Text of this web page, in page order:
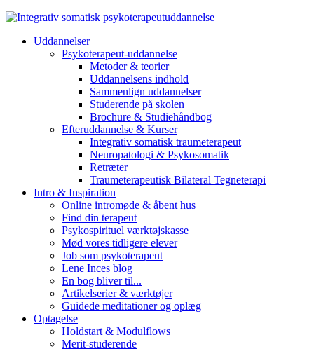
Uddannelser
Psykoterapeut-uddannelse
Metoder & teorier
Uddannelsens indhold
Sammenlign uddannelser
Studerende på skolen
Brochure & Studiehåndbog
Efteruddannelse & Kurser
Integrativ somatisk traumeterapeut
Neuropatologi & Psykosomatik
Retræter
Traumeterapeutisk Bilateral Tegneterapi
Intro & Inspiration
Online intromøde & åbent hus
Find din terapeut
Psykospirituel værktøjskasse
Mød vores tidligere elever
Job som psykoterapeut
Lene Inces blog
En bog bliver til...
Artikelserier & værktøjer
Guidede meditationer og oplæg
Optagelse
Holdstart & Modulflows
Merit-studerende